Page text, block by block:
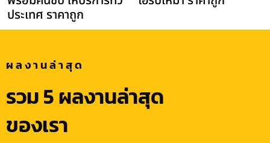
ประเทศ ราคาถูก
ผลงานล่าสุด
รวม 5 ผลงานล่าสุด
ของเรา